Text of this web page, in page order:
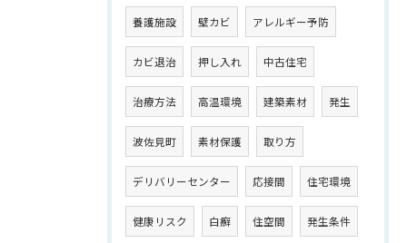
養護施設 壁カビ アレルギー予防
カビ退治 押し入れ 中古住宅
治療方法 高温環境 建築素材 発生
波佐見町 素材保護 取り方
デリバリーセンター 応接間 住宅環境
健康リスク 白癬 住空間 発生条件